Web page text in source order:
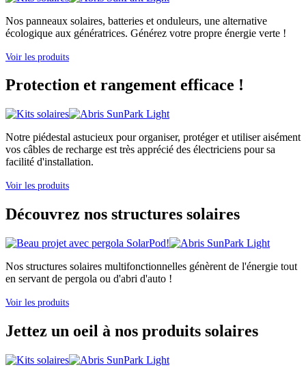
Nos panneaux solaires, batteries et onduleurs, une alternative
écologique aux génératrices. Générez votre propre énergie verte !
Voir les produits
Protection et rangement efficace !
Notre piédestal astucieux pour organiser, protéger et utiliser aisément
vos câbles de recharge est très apprécié des électriciens pour sa
facilité d'installation.
Voir les produits
Découvrez nos structures solaires
Nos structures solaires multifonctionnelles génèrent de l'énergie tout
en servant de pergola ou d'abri d'auto !
Voir les produits
Jettez un oeil à nos produits solaires